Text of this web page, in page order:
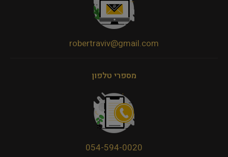
robertraviv@gmail.com
מספרי טלפון
054-594-0020